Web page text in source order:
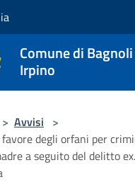
Comune di Bagnoli
Irpino
> Avvisi >
degli orfani per
a seguito del delitto